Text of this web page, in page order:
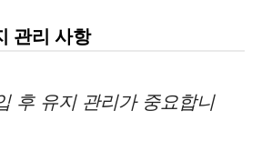
관리 사항
후 유지 관리가 중요합니